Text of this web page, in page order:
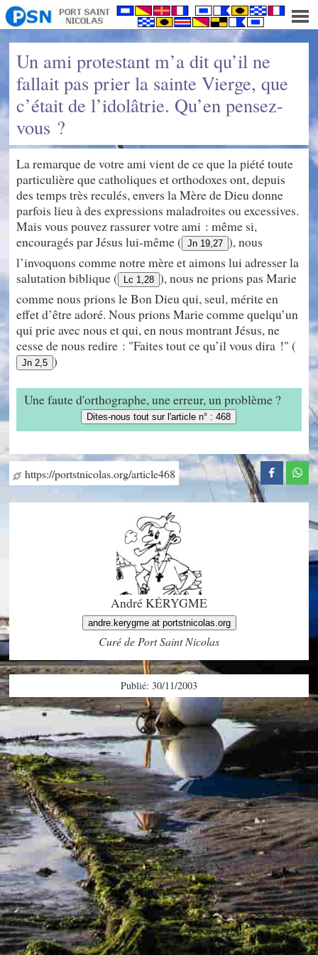
Un ami protestant m’a dit qu’il ne
fallait pas prier la sainte Vierge, que
c’était de l’idolâtrie. Qu’en pensez-
vous ?
La remarque de votre ami vient de ce que la piété toute
particulière que catholiques et orthodoxes ont, depuis
des temps très reculés, envers la Mère de Dieu donne
parfois lieu à des expressions maladroites ou excessives.
Mais vous pouvez rassurer votre ami : même si,
encouragés par Jésus lui-même ( Jn 19,27 ), nous
l’invoquons comme notre mère et aimons lui adresser la
salutation biblique (
Lc 1,28 ), nous ne prions pas Marie
comme nous prions le Bon Dieu qui, seul, mérite en
effet d’être adoré. Nous prions Marie comme quelqu’un
qui prie avec nous et qui, en nous montrant Jésus, ne
cesse de nous redire : "Faites tout ce qu’il vous dira !" (
Jn 2,5 )
Une faute d'orthographe, une erreur, un problème ?
Dites-nous tout sur l'article n° : 468
https://portstnicolas.org/article468
André KÉRYGME
andre.kerygme at portstnicolas.org
Curé de Port Saint Nicolas
Publié: 30/11/2003